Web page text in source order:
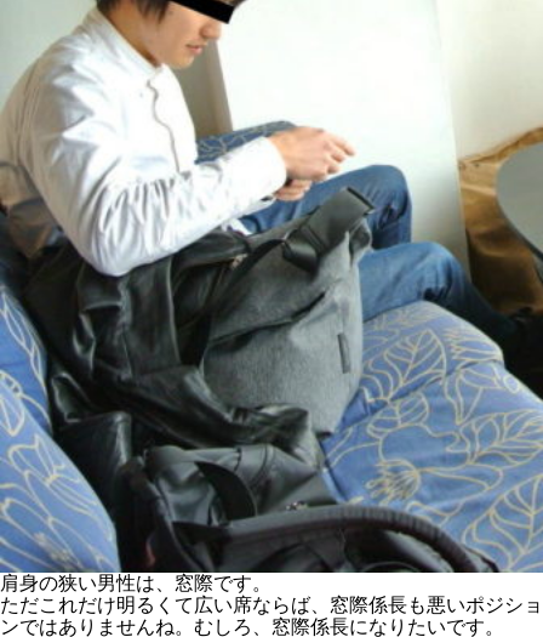
肩身の狭い男性は、窓際です。
ただこれだけ明るくて広い席ならば、窓際係長も悪いポジショ
ンではありませんね。むしろ、窓際係長になりたいです。